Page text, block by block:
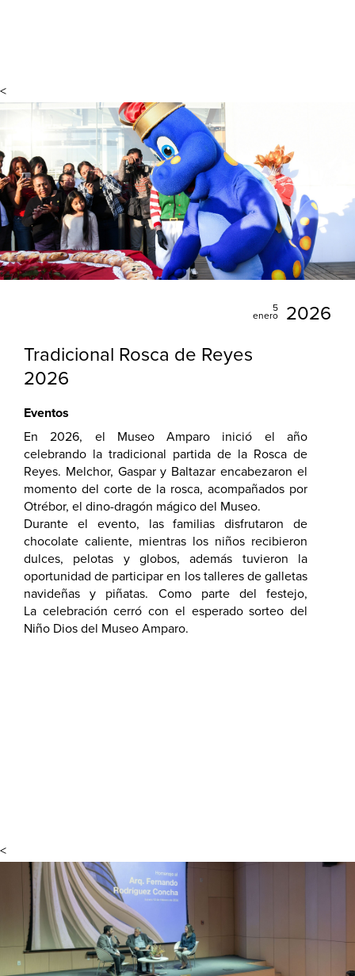
<
5
enero
2026
Tradicional Rosca de Reyes
2026
Eventos
En 2026, el Museo Amparo inició el año
celebrando la tradicional partida de la Rosca de
Reyes. Melchor, Gaspar y Baltazar encabezaron el
momento del corte de la rosca, acompañados por
Otrébor, el dino-dragón mágico del Museo.
Durante el evento, las familias disfrutaron de
chocolate caliente, mientras los niños recibieron
dulces, pelotas y globos, además tuvieron la
oportunidad de participar en los talleres de galletas
navideñas y piñatas. Como parte del festejo,
Otrébor y los duendes sorprendieron a los
asistentes con un animado baile.
La celebración cerró con el esperado sorteo del
Niño Dios del Museo Amparo.
<